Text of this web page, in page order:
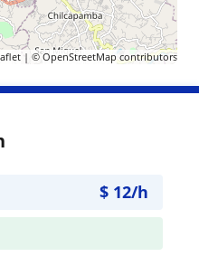
| ©OpenStreetMapcontributors
$ 12/h